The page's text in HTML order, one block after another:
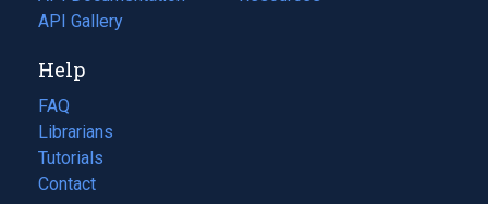
in
new
tab)
API Gallery
Help
FAQ
Librarians
Tutorials
Contact